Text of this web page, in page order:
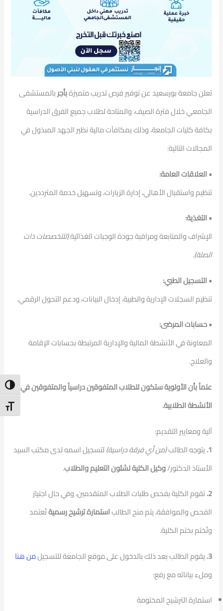
تعلن جامعة بورسعيد عن توفير فرص تدريب متميزةبأجربالمستشفى
الجامعي خلال فترة الصيف، والمتاحة لطلاب جميع الفرق الدراسية
بكافة كليات الجامعة، وذلك بمكافآت مالية نظير الجهد المبذول في
المجالات التالية:
• العلاقات العامة:
تنظيم واستقبال الأهالي، إدارة الزيارات، وتسهيل خدمة المترددين.
• التغذية:
الإشراف والمتابعة ومراقبة جودة الوجبات الغذائية(للتخصصات ذات
الصلة).
• التسجيل الطبي:
تنظيم السجلات الإدارية والطبية، إدخال البيانات، ودعم التحول الرقمي.
• حسابات المرضى:
المعاونة في الأنشطة المالية والإدارية المرتبطة بحسابات الإقامة
والعلاج.
علماً بأن الأولوية ستكون للطلاب المتفوقين دراسياً والمتفوقين في
الأنشطة الطلابية.
آلية ومعايير التقديم:
1. يتوجه الطالب(من أي فرقة دراسية)لتسجيل اسمه لدى مكتب السيد
الأستاذ الدكتور/وكيل الكلية لشئون التعليم والطلاب.
2. تقوم الكلية بفحص طلبات الطلاب المتقدمين، وفي حال اجتياز
الفحص والموافقة، يتم منح الطالباستمارة ترشيح رسميةتُعتمد
وتُختم بختم الكلية.
3. يقوم الطالب بعد ذلك بالدخول على موقع الجامعة للتسجيلمن هنا
وملء بياناته مع رفع:
استمارة الترشيح المختومة